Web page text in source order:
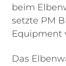
beim
setzte PM
Equipment
Das